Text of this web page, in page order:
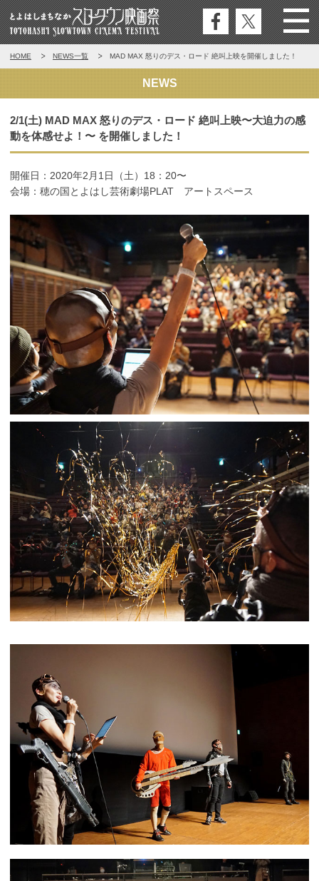
とよはしまちなかスロータウン映
画祭
Menu
公式
フェ
公式
エッ
HOME NEWS一覧 MAD MAX 怒りのデス・ロード 絶叫上映を開催しました！
NEWS
2/1(土) MAD MAX 怒りのデス・ロード 絶叫上映〜大迫力の感
動を体感せよ！〜 を開催しました！
開催日：2020年2月1日（土）18：20〜
会場：穂の国とよはし芸術劇場PLAT アートスペース